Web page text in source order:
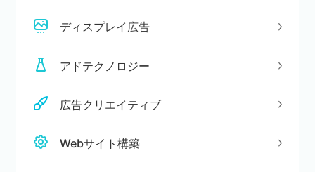
ディスプレイ広告
アドテクノロジー
広告クリエイティブ
Webサイト構築